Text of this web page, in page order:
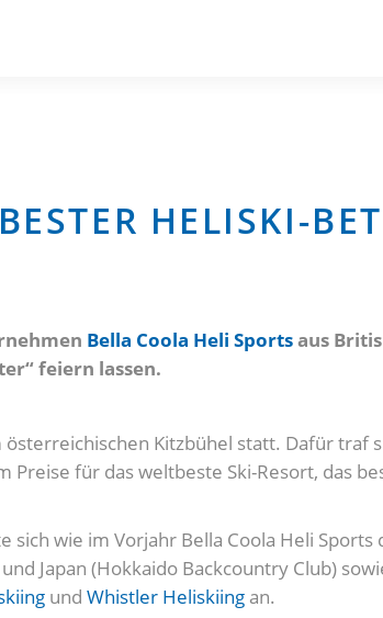
HELISKI-
Bella Coola Heli Sportsaus
feiern lassen.
Kitzbühel statt. Dafür traf
für das weltbeste Ski-Resort, das
sich wie im Vorjahr Bella Coola Heli
Japan (Hokkaido Backcountry Club)
und Whistler Heliskiing an.